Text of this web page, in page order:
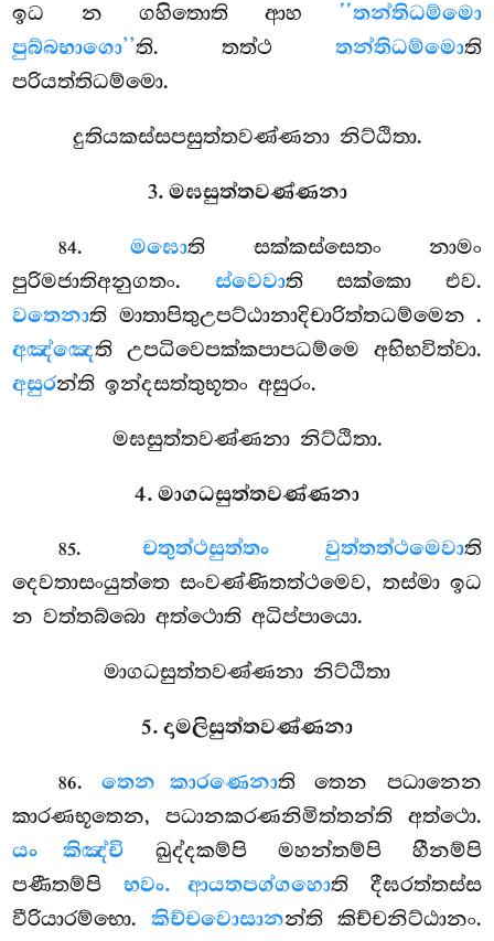
ඉධ න ගහිතොති ආහ ‘‘තන්තිධම්මො
පුබ්බභාගො’’ති. තත්ථ තන්තිධම්මොති
පරියත්තිධම්මො.
දුතියකස්සපසුත්තවණ්ණනා නිට්ඨිතා.
3. මඝසුත්තවණ්ණනා
84.මඝොති සක්කස්සෙතං නාමං
පුරිමජාතිඅනුගතං. ස්වෙවාති සක්කො එව.
වතෙනාති මාතාපිතුඋපට්ඨානාදිචාරිත්තධම්මෙන .
අඤ්ඤෙති උපධිවෙපක්කපාපධම්මෙ අභිභවිත්වා.
අසුරන්ති ඉන්දසත්තුභූතං අසුරං.
මඝසුත්තවණ්ණනා නිට්ඨිතා.
4. මාගධසුත්තවණ්ණනා
85.චතුත්ථසුත්තං වුත්තත්ථමෙවාති
දෙවතාසංයුත්තෙ සංවණ්ණිතත්ථමෙව, තස්මා ඉධ
න වත්තබ්බො අත්ථොති අධිප්පායො.
මාගධසුත්තවණ්ණනා නිට්ඨිතා
5. දාමලිසුත්තවණ්ණනා
86.තෙන කාරණෙනාති තෙන පධානෙන
කාරණභූතෙන, පධානකරණනිමිත්තන්ති අත්ථො.
යං කිඤ්චි ඛුද්දකම්පි මහන්තම්පි හීනම්පි
පණීතම්පිභවං. ආයතපග්ගහොති දීඝරත්තස්ස
වීරියාරම්භො. කිච්චවොසානන්ති කිච්චනිට්ඨානං.